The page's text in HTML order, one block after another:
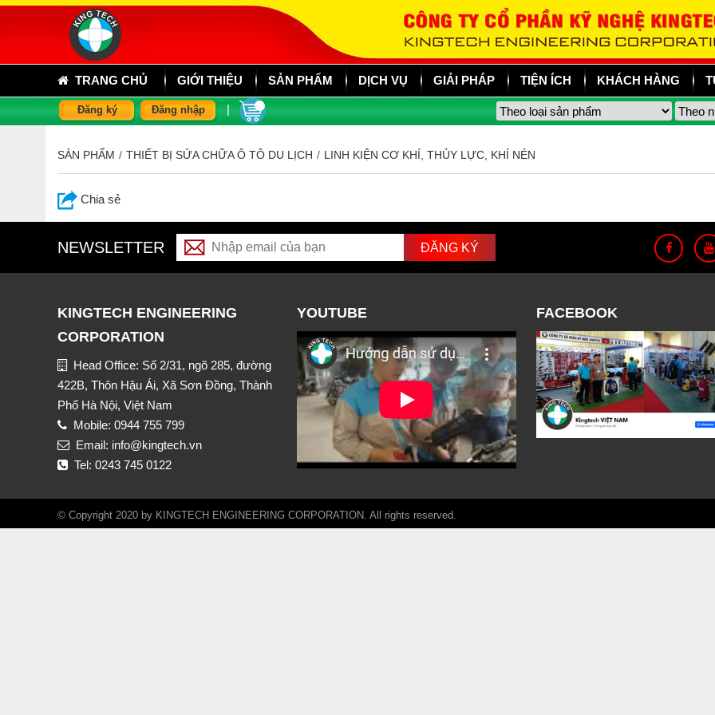
TRANG CHỦ GIỚI THIỆU SẢN PHẨM DỊCH VỤ GIẢI PHÁP TIỆN ÍCH KHÁCH HÀNG
Đăng ký Đăng nhập
SẢN PHẨM / THIẾT BỊ SỬA CHỮA Ô TÔ DU LỊCH / LINH KIỆN CƠ KHÍ, THỦY LỰC, KHÍ NÉN
Chia sẻ
NEWSLETTER
KINGTECH ENGINEERING
CORPORATION
Head Office: Số 2/31, ngõ 285, đường
422B, Thôn Hậu Ái, Xã Sơn Đồng, Thành
Phố Hà Nội, Việt Nam
Mobile: 0944 755 799
Email: info@kingtech.vn
Tel: 0243 745 0122
YOUTUBE FACEBOOK
© Copyright 2020 by KINGTECH ENGINEERING CORPORATION. All rights reserved.